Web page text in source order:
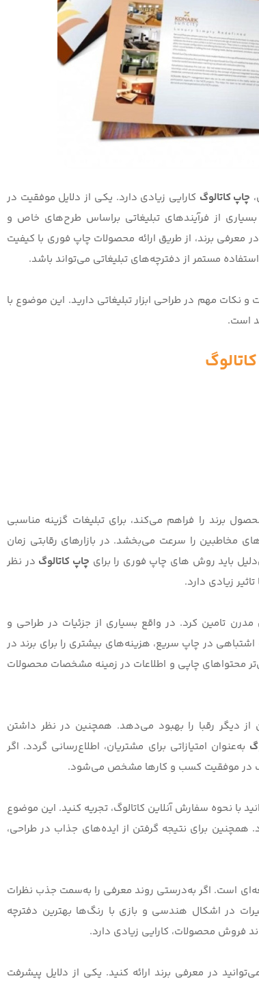
چاپ کاتالوگ کارایی زیادی دارد. یکی از دلایل موفقیت در
بسیاری از فرآیندهای تبلیغاتی براساس طرح‌های خاص و
معرفی برند، از طریق ارائه محصولات چاپ فوری با کیفیت
مستمر از دفترچه‌های تبلیغاتی می‌تواند باشد.
مهم در طراحی ابزار تبلیغاتی دارید. این موضوع با
است.
برند را فراهم می‌کند، برای تبلیغات گزینه مناسبی
مخاطبین را سرعت می‌بخشد. در بازارهای رقابتی زمان
باید روش های چاپ فوری را برای چاپ کاتالوگ در نظر
زیادی دارد.
مدرن تامین کرد. در واقع بسیاری از جزئیات در طراحی و
اشتباهی در چاپ سریع، هزینه‌های بیشتری را برای برند در
محتواهای چاپی و اطلاعات در زمینه مشخصات محصولات
از دیگر رقبا را بهبود می‌دهد. همچنین در نظر داشتن
به‌عنوان امتیازاتی برای مشتریان، اطلاع‌‌رسانی گردد. اگر
در موفقیت کسب و کارها مشخص می‌شود.
با نحوه سفارش آنلاین کاتالوگ، تجریه کنید. این موضوع
همچنین برای نتیجه گرفتن از ایده‌های جذاب در طراحی،
است. اگر به‌درستی روند معرفی را به‌سمت جذب نظرات
در اشکال هندسی و بازی با رنگ‌ها بهترین دفترچه
فروش محصولات، کارایی زیادی دارد.
در معرفی برند ارائه کنید. یکی از دلایل پیشرفت